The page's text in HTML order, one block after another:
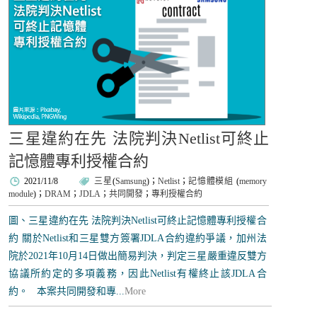
三星違約在先 法院判決Netlist可終止
記憶體專利授權合約
2021/11/8 三星(Samsung)； Netlist； 記憶體模組 (memory
module)；DRAM ；JDLA ；共同開發 ；專利授權合約
圖、三星違約在先 法院判決Netlist可終止記憶體專利授權合
約 關於Netlist和三星雙方簽署JDLA合約違約爭議，加州法
院於2021年10月14日做出簡易判決，判定三星嚴重違反雙方
協議所約定的多項義務，因此Netlist有權終止該JDLA合
約。 本案共同開發和專...More